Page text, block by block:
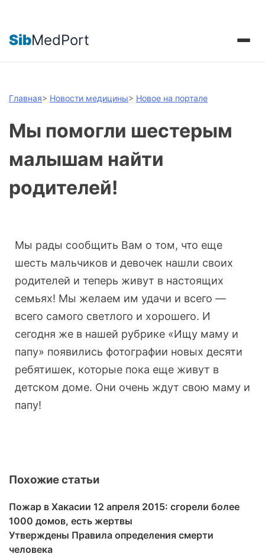
SibMedPort
Главная> Новости медицины> Новое на портале
Мы помогли шестерым
малышам найти
родителей!
Мы рады сообщить Вам о том, что еще
шесть мальчиков и девочек нашли своих
родителей и теперь живут в настоящих
семьях! Мы желаем им удачи и всего —
всего самого светлого и хорошего. И
сегодня же в нашей рубрике «Ищу маму и
папу» появились фотографии новых десяти
ребятишек, которые пока еще живут в
детском доме. Они очень ждут свою маму и
папу!
Похожие статьи
Пожар в Хакасии 12 апреля 2015: сгорели более
1000 домов, есть жертвы
Утверждены Правила определения смерти
человека